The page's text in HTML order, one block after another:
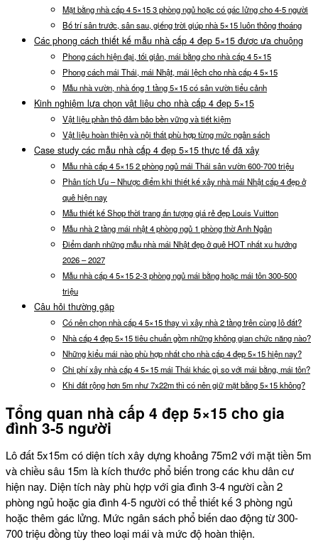
Mặt bằng nhà cấp 4 5×15 3 phòng ngủ hoặc có gác lửng cho 4-5 người
Bố trí sân trước, sân sau, giếng trời giúp nhà 5×15 luôn thông thoáng
Các phong cách thiết kế mẫu nhà cấp 4 đẹp 5×15 được ưa chuộng
Phong cách hiện đại, tối giản, mái bằng cho nhà cấp 4 5×15
Phong cách mái Thái, mái Nhật, mái lệch cho nhà cấp 4 5×15
Mẫu nhà vườn, nhà ống 1 tầng 5×15 có sân vườn tiểu cảnh
Kinh nghiệm lựa chọn vật liệu cho nhà cấp 4 đẹp 5×15
Vật liệu phần thô đảm bảo bền vững và tiết kiệm
Vật liệu hoàn thiện và nội thất phù hợp từng mức ngân sách
Case study các mẫu nhà cấp 4 đẹp 5×15 thực tế đã xây
Mẫu nhà cấp 4 5×15 2 phòng ngủ mái Thái sân vườn 600-700 triệu
Phân tích Ưu – Nhược điểm khi thiết kế xây nhà mái Nhật cấp 4 đẹp ở
quê hiện nay
Mẫu thiết kế Shop thời trang ấn tượng giá rẻ đẹp Louis Vuitton
Mẫu nhà 2 tầng mái nhật 4 phòng ngủ 1 phòng thờ Anh Ngân
Điểm danh những mẫu nhà mái Nhật đẹp ở quê HOT nhất xu hướng
2026 – 2027
Mẫu nhà cấp 4 5×15 2-3 phòng ngủ mái bằng hoặc mái tôn 300-500
triệu
Câu hỏi thường gặp
Có nên chọn nhà cấp 4 5×15 thay vì xây nhà 2 tầng trên cùng lô đất?
Nhà cấp 4 đẹp 5×15 tiêu chuẩn gồm những không gian chức năng nào?
Những kiểu mái nào phù hợp nhất cho nhà cấp 4 đẹp 5×15 hiện nay?
Chi phí xây nhà cấp 4 5×15 mái Thái khác gì so với mái bằng, mái tôn?
Khi đất rộng hơn 5m như 7x22m thì có nên giữ mặt bằng 5×15 không?
Tổng quan nhà cấp 4 đẹp 5×15 cho gia
đình 3-5 người
Lô đất 5x15m có diện tích xây dựng khoảng 75m2 với mặt tiền 5m
và chiều sâu 15m là kích thước phổ biến trong các khu dân cư
hiện nay. Diện tích này phù hợp với gia đình 3-4 người cần 2
phòng ngủ hoặc gia đình 4-5 người có thể thiết kế 3 phòng ngủ
hoặc thêm gác lửng. Mức ngân sách phổ biến dao động từ 300-
700 triệu đồng tùy theo loại mái và mức độ hoàn thiện.